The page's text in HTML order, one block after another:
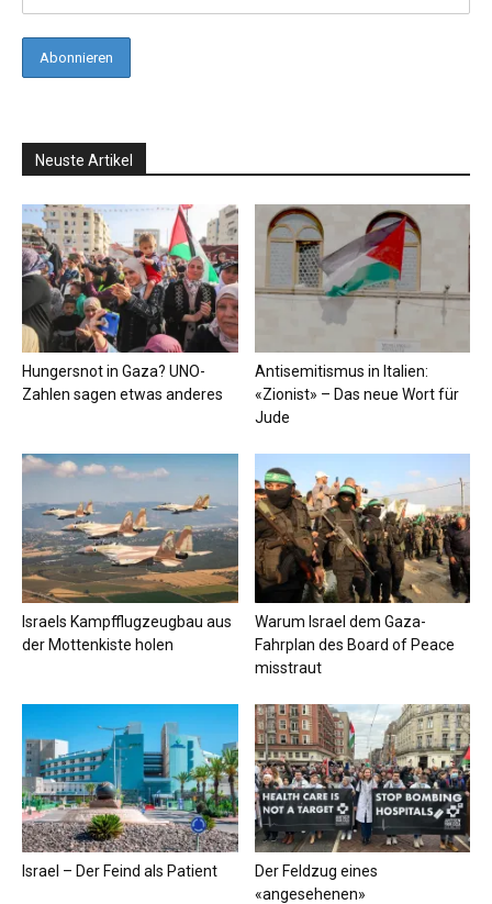
Neuste Artikel
Hungersnot in Gaza? UNO-
Zahlen sagen etwas anderes
Antisemitismus in Italien:
«Zionist» – Das neue Wort für
Jude
Israels Kampfflugzeugbau aus
der Mottenkiste holen
Warum Israel dem Gaza-
Fahrplan des Board of Peace
misstraut
Israel – Der Feind als Patient
Der Feldzug eines
«angesehenen»